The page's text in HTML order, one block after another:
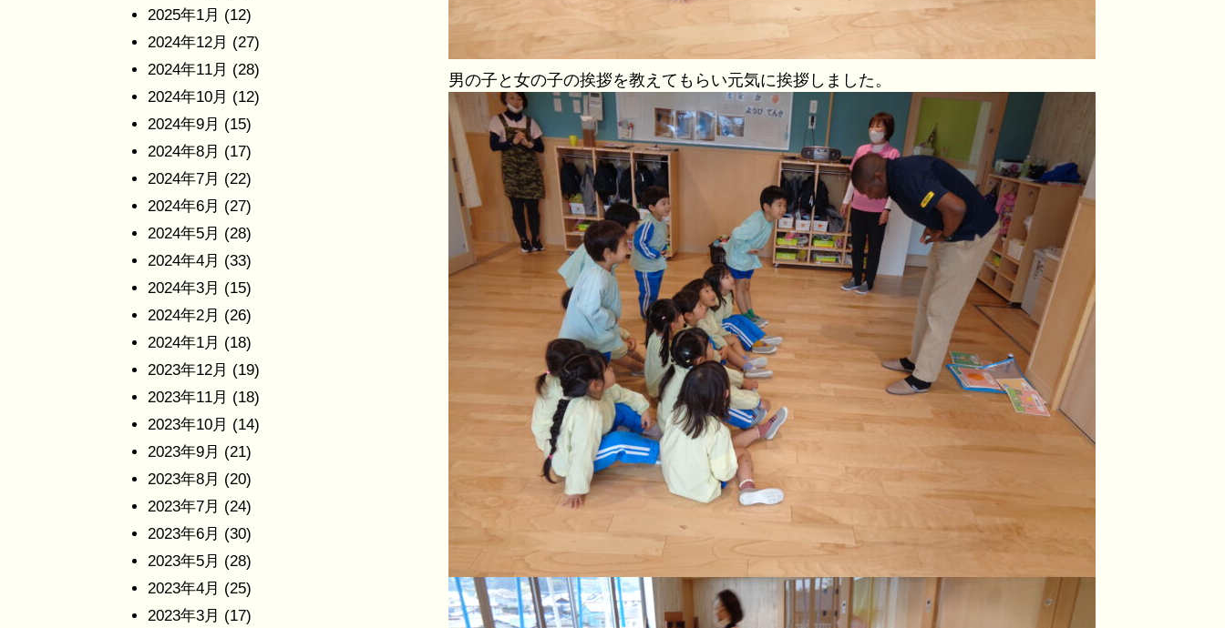
男の子と女の子の挨拶を教えてもらい元気に挨拶しました。
2025年1月 (12)
2024年12月 (27)
2024年11月 (28)
2024年10月 (12)
2024年9月 (15)
2024年8月 (17)
2024年7月 (22)
2024年6月 (27)
2024年5月 (28)
2024年4月 (33)
2024年3月 (15)
2024年2月 (26)
2024年1月 (18)
2023年12月 (19)
2023年11月 (18)
2023年10月 (14)
2023年9月 (21)
2023年8月 (20)
2023年7月 (24)
2023年6月 (30)
2023年5月 (28)
2023年4月 (25)
2023年3月 (17)